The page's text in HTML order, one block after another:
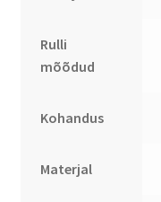
Rulli
mõõdud
Kohandus
Materjal